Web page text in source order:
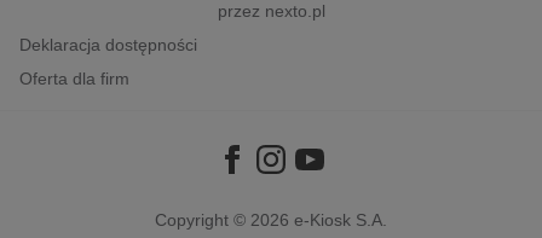
przez nexto.pl
Deklaracja dostępności
Oferta dla firm
Copyright © 2026 e-Kiosk S.A.